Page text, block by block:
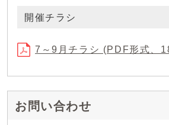
開催チラシ
7～9月チラシ (PDF形式、
お問い合わせ